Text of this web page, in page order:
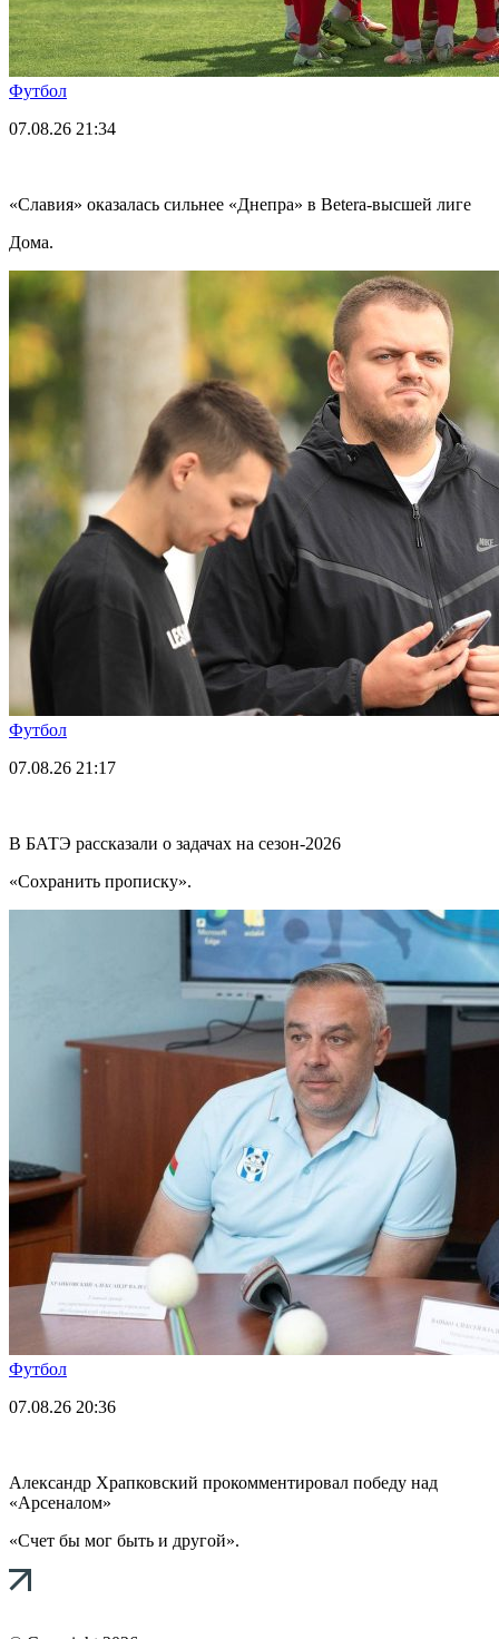
Футбол
07.08.26 21:34
«Славия» оказалась сильнее «Днепра» в Betera-высшей лиге
Дома.
Футбол
07.08.26 21:17
В БАТЭ рассказали о задачах на сезон-2026
«Сохранить прописку».
Футбол
07.08.26 20:36
Александр Храпковский прокомментировал победу над
«Арсеналом»
«Счет бы мог быть и другой».